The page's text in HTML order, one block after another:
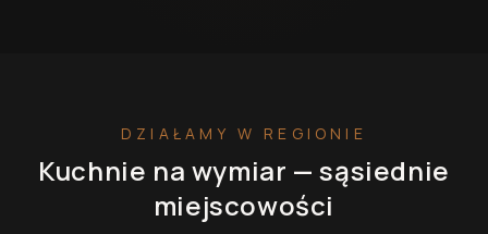
DZIAŁAMY W REGIONIE
Kuchnie na wymiar — sąsiednie
miejscowości